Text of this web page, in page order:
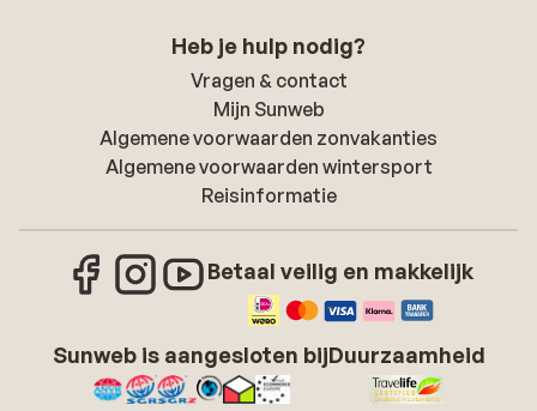
Heb je hulp nodig?
Vragen & contact
Mijn Sunweb
Algemene voorwaarden zonvakanties
Algemene voorwaarden wintersport
Reisinformatie
Betaal veilig en makkelijk
Sunweb is aangesloten bijDuurzaamheid